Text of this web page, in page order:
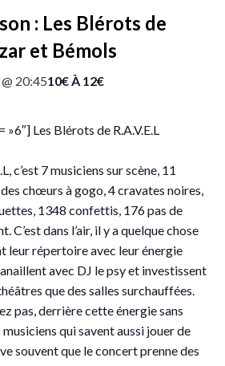
: Les Blérots de
et Bémols
20:4510€ À 12€
»6″] Les Blérots de R.A.V.E.L
c’est 7 musiciens sur scène, 11
chœurs à gogo, 4 cravates noires,
1348 confettis, 176 pas de
C’est dans l’air, il y a quelque chose
leur répertoire avec leur énergie
avec DJ le psy et investissent
que des salles surchauffées.
pas, derrière cette énergie sans
qui savent aussi jouer de
souvent que le concert prenne des